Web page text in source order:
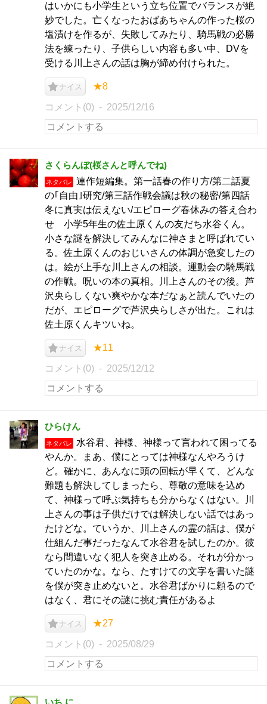
はいかにも小学生という立ち位置でバランスが絶
妙でした。亡くなったおばあちゃんの作った桜の
塩漬けを作るが、失敗してみたり、騎馬戦の必勝
法を練ったり、子供らしい内容も多い中、DVを
受ける川上さんの話は胸が締め付けられた。
ナイス ★8
コメント(0) 2025/12/16
さくらんぼ(桜さんと呼んでね)
ネタバレ
連作短編集。第一話春の作り方/第二話夏
の｢自由｣研究/第三話作戦会議は秋の秘密/第四話
冬に真実は伝えない/エピローグ春休みの答え合わ
せ 小学5年生の佐土原くんの友だち水谷くん。
小さな謎を解決してみんなに神さまと呼ばれてい
る。佐土原くんのおじいさんの体調が急変したの
は。絵が上手な川上さんの相談。運動会の騎馬戦
の作戦。呪いの本の真相。川上さんのその後。芦
沢央らしくない爽やかな本だなぁと読んでいたの
だが、エピローグで芦沢央らしさが出た。これは
佐土原くんキツいね。
ナイス ★11
コメント(0) 2025/12/12
ひらけん
ネタバレ
水谷君、神様、神様って言われて困ってる
やんか。まあ、僕にとっては神様なんやろうけ
ど。確かに、あんなに頭の回転が早くて、どんな
難題も解決してしまったら、尊敬の意味を込め
て、神様って呼ぶ気持ちも分からなくはない。川
上さんの事は子供だけでは解決しない話ではあっ
たけどな。ていうか、川上さんの霊の話は、僕が
仕組んだ事だったなんて水谷君を試したのか。彼
なら間違いなく犯人を突き止める。それが分かっ
ていたのかな。なら、たすけての文字を書いた謎
を僕が突き止めないと。水谷君ばかりに頼るので
はなく、君にその謎に挑む責任があるよ
ナイス ★27
コメント(0) 2025/08/29
いち.に.